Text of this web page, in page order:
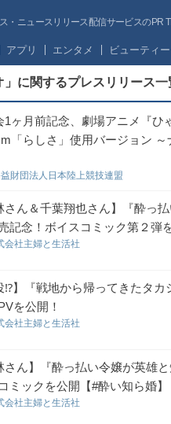
・ニュースリリース配信サービスのPR
アプリ エンタメ ビューティー
」に関するプレスリリース一
1ヶ月前記念、劇場アニメ『ひ
「らしさ」使用バージョン ～
財団法人日本陸上競技連盟
さん＆千葉翔也さん】『酔っ
記念！ボイスコミック第２弾
会社主婦と生活社
⁉︎】『戦地から帰ってきたタ
を公開！
会社主婦と生活社
さん】『酔っ払い令嬢が英雄
ミックを公開【#酔い知ら婚】
会社主婦と生活社